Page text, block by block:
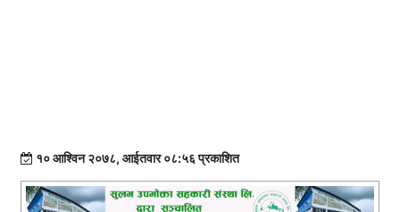
१० आश्विन २०७८, आईतवार ०८:५६ प्रकाशित